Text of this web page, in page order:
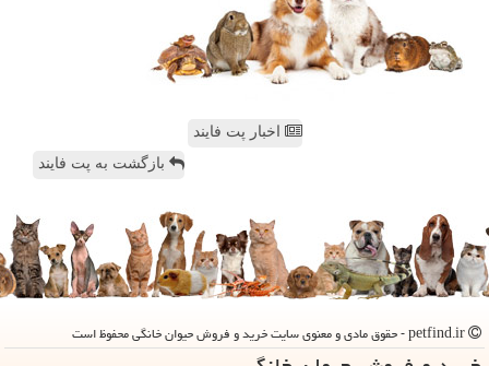
اخبار پت فایند
بازگشت به پت فایند